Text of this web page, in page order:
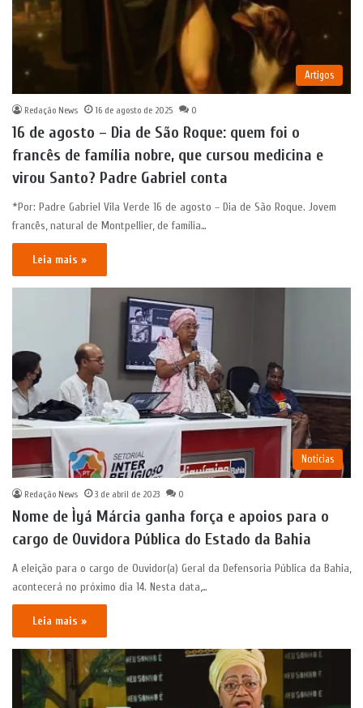
Artigos
Redação News 16 de agosto de 2025 0
16 de agosto – Dia de São Roque: quem foi o
francês de família nobre, que cursou medicina e
virou Santo? Padre Gabriel conta
*Por: Padre Gabriel Vila Verde 16 de agosto – Dia de São Roque. Jovem
francês, natural de Montpellier, de família…
Leia mais »
Notícias
Redação News 3 de abril de 2023 0
Nome de Ìyá Márcia ganha força e apoios para o
cargo de Ouvidora Pública do Estado da Bahia
A eleição para o cargo de Ouvidor(a) Geral da Defensoria Pública da Bahia,
acontecerá no próximo dia 14. Nesta data,…
Leia mais »